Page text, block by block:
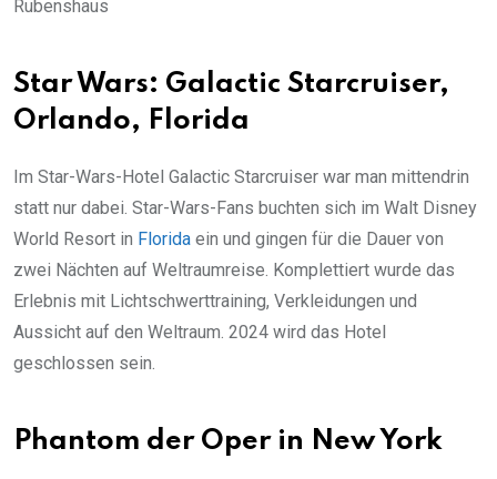
Rubenshaus
Star Wars: Galactic Starcruiser,
Orlando, Florida
Im Star-Wars-Hotel Galactic Starcruiser war man mittendrin
statt nur dabei. Star-Wars-Fans buchten sich im Walt Disney
World Resort in Florida ein und gingen für die Dauer von
zwei Nächten auf Weltraumreise. Komplettiert wurde das
Erlebnis mit Lichtschwerttraining, Verkleidungen und
Aussicht auf den Weltraum. 2024 wird das Hotel
geschlossen sein.
Phantom der Oper in New York